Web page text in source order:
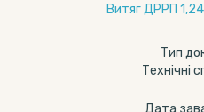
Витяг ДРРП
Тип
Технічні
Дата